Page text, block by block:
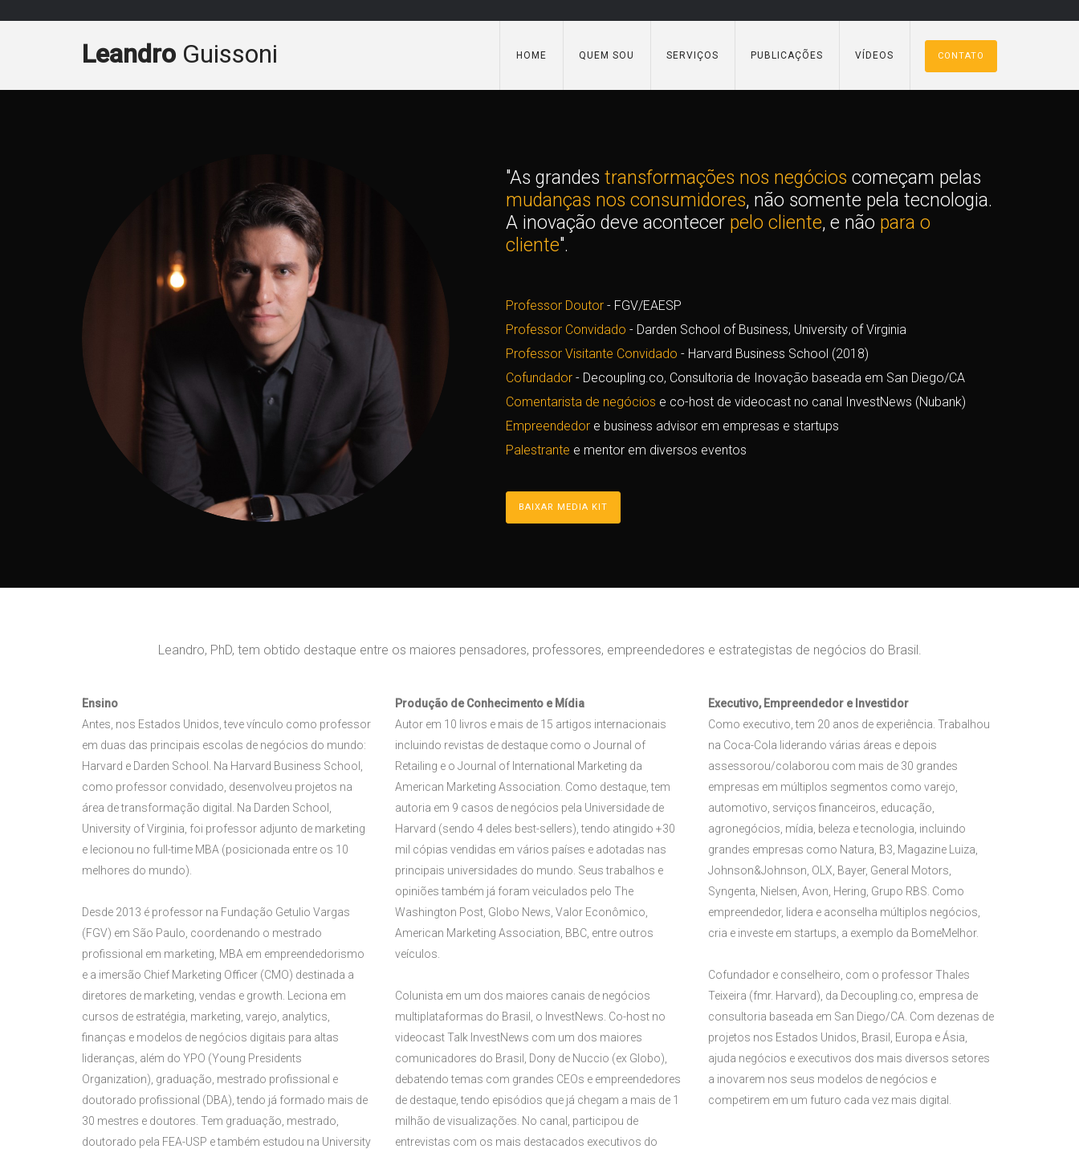
Leandro Guissoni HOME QUEM SOU SERVIÇOS PUBLICAÇÕES VÍDEOS CONTATO
"As grandes transformações nos negócios começam pelas
mudanças nos consumidores, não somente pela tecnologia.
A inovação deve acontecer pelo cliente, e não para o
cliente".
Professor Doutor- FGV/EAESP
Professor Convidado - Darden School of Business, University of Virginia
Professor Visitante Convidado - Harvard Business School (2018)
Cofundador - Decoupling.co, Consultoria de Inovação baseada em San Diego/CA
Comentarista de negócios e co-host de videocast no canal InvestNews (Nubank)
Empreendedor e business advisor em empresas e startups
Palestrante e mentor em diversos eventos
BAIXAR MEDIA KIT
Leandro, PhD, tem obtido destaque entre os maiores pensadores, professores, empreendedores e estrategistas de negócios do Brasil.
Ensino
Antes, nos Estados Unidos, teve vínculo como professor
em duas das principais escolas de negócios do mundo:
Harvard e Darden School. Na Harvard Business School,
como professor convidado, desenvolveu projetos na
área de transformação digital. Na Darden School,
University of Virginia, foi professor adjunto de marketing
e lecionou no full-time MBA (posicionada entre os 10
melhores do mundo).
Desde 2013 é professor na Fundação Getulio Vargas
(FGV) em São Paulo, coordenando o mestrado
profissional em marketing, MBA em empreendedorismo
e a imersão Chief Marketing Officer (CMO) destinada a
diretores de marketing, vendas e growth. Leciona em
cursos de estratégia, marketing, varejo, analytics,
finanças e modelos de negócios digitais para altas
lideranças, além do YPO (Young Presidents
Organization), graduação, mestrado profissional e
doutorado profissional (DBA), tendo já formado mais de
30 mestres e doutores. Tem graduação, mestrado,
doutorado pela FEA-USP e também estudou na University
Produção de Conhecimento e Mídia
Autor em 10 livros e mais de 15 artigos internacionais
incluindo revistas de destaque como o Journal of
Retailing e o Journal of International Marketing da
American Marketing Association. Como destaque, tem
autoria em 9 casos de negócios pela Universidade de
Harvard (sendo 4 deles best-sellers), tendo atingido +30
mil cópias vendidas em vários países e adotadas nas
principais universidades do mundo. Seus trabalhos e
opiniões também já foram veiculados pelo The
Washington Post, Globo News, Valor Econômico,
American Marketing Association, BBC, entre outros
veículos.
Colunista em um dos maiores canais de negócios
multiplataformas do Brasil, o InvestNews. Co-host no
videocast Talk InvestNews com um dos maiores
comunicadores do Brasil, Dony de Nuccio (ex Globo),
debatendo temas com grandes CEOs e empreendedores
de destaque, tendo episódios que já chegam a mais de 1
milhão de visualizações. No canal, participou de
entrevistas com os mais destacados executivos do
Executivo, Empreendedor e Investidor
Como executivo, tem 20 anos de experiência. Trabalhou
na Coca-Cola liderando várias áreas e depois
assessorou/colaborou com mais de 30 grandes
empresas em múltiplos segmentos como varejo,
automotivo, serviços financeiros, educação,
agronegócios, mídia, beleza e tecnologia, incluindo
grandes empresas como Natura, B3, Magazine Luiza,
Johnson&Johnson, OLX, Bayer, General Motors,
Syngenta, Nielsen, Avon, Hering, Grupo RBS. Como
empreendedor, lidera e aconselha múltiplos negócios,
cria e investe em startups, a exemplo da BomeMelhor.
Cofundador e conselheiro, com o professor Thales
Teixeira (fmr. Harvard), da Decoupling.co, empresa de
consultoria baseada em San Diego/CA. Com dezenas de
projetos nos Estados Unidos, Brasil, Europa e Ásia,
ajuda negócios e executivos dos mais diversos setores
a inovarem nos seus modelos de negócios e
competirem em um futuro cada vez mais digital.